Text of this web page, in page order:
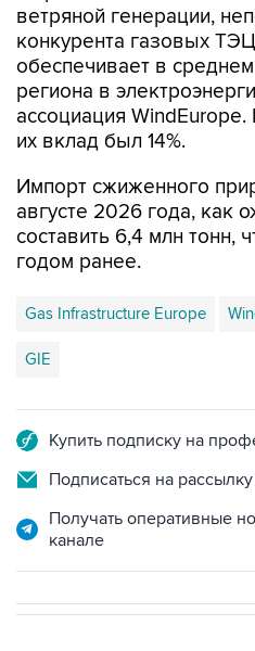
обеспечивает в среднем
региона в
ассоциация WindEurope.
их вклад был 14%.
Импорт сжиженного
составить 6,4 млн тонн,
годом ранее.
Gas Infrastructure Europe
GIE
Подписаться на рассылку
Получать оперативные